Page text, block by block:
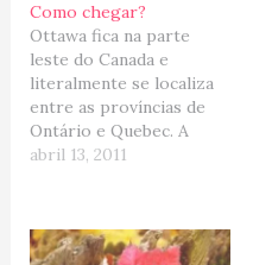
Como chegar?
Ottawa fica na parte
leste do Canada e
literalmente se localiza
entre as províncias de
Ontário e Quebec. A
cidade se divide em duas
Ottawa (Ontário) e do
outro Gatineau (Quebec),
abril 13, 2011